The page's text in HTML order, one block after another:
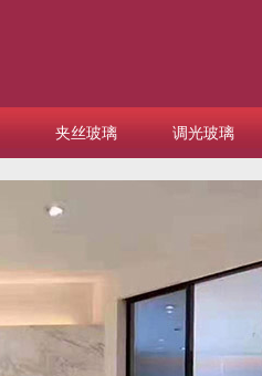
夹丝玻璃 调光玻璃